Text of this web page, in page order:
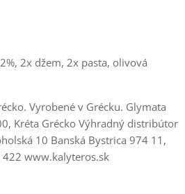
2x džem, 2x pasta, olivová
Vyrobené v Grécku. Glymata
Kréta Grécko Výhradný distribútor
10 Banská Bystrica 974 11,
422 www.kalyteros.sk